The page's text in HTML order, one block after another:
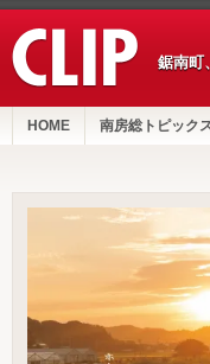
鋸南町
HOME 南房総トピック